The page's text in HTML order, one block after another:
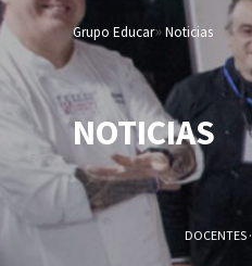
Grupo Educar Noticias
NOTICIAS
DOCENTES ·